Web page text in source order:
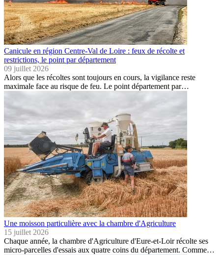
Canicule en région Centre-Val de Loire : feux de récolte et
restrictions, le point par département
09 juillet 2026
Alors que les récoltes sont toujours en cours, la vigilance reste
maximale face au risque de feu. Le point département par…
Une moisson particulière avec la chambre d'Agriculture
15 juillet 2026
Chaque année, la chambre d'Agriculture d'Eure-et-Loir récolte ses
micro-parcelles d'essais aux quatre coins du département. Comme…